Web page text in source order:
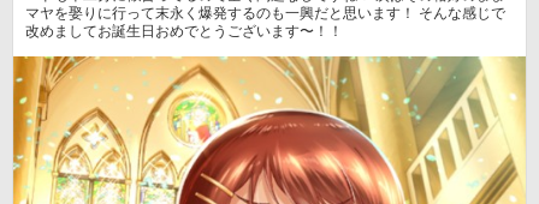
マヤを娶りに行って末永く爆発するのも一興だと思います！ そんな感じで
改めましてお誕生日おめでとうございます〜！！